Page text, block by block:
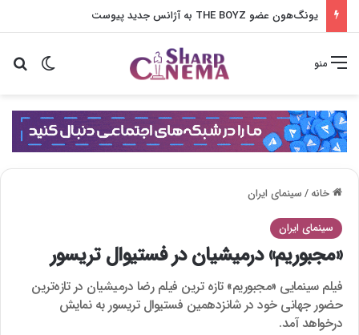
یونگ‌هون عضو THE BOYZ به آژانس جدید پیوست
تغییر منو
خانه/سینمای ایران
سینمای ایران
«مجبوریم» درمیشیان در فستیوال تریسور
فیلم سینمایی «مجبوریم» تازه ترین فیلم رضا درمیشیان در تازه‌ترین
حضور جهانی خود در شانزدهمین فستیوال تریسور به نمایش
درخواهد آمد.